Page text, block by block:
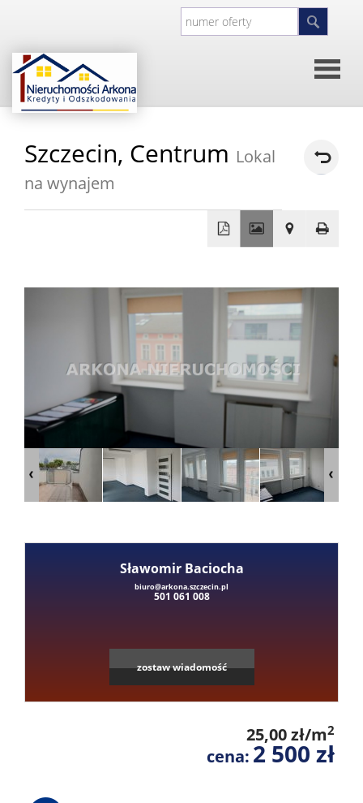
główna
O
firmie
Kontakt
Dzialki
Szczecin, Centrum Lokal
na wynajem
−
Sławomir Baciocha
biuro@arkona.szczecin.pl
501 061 008
zostaw wiadomość
25,00 zł/m2
cena: 2 500 zł